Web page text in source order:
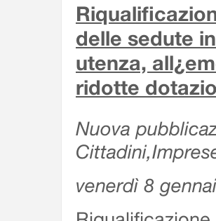
delle sedute
utenza,
ridotte
Nuova
venerdì 8